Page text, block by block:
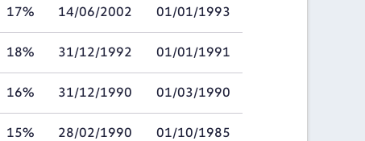
01/01/1993
14/06/2002
17%
01/01/1991
31/12/1992
18%
01/03/1990
31/12/1990
16%
01/10/1985
28/02/1990
15%